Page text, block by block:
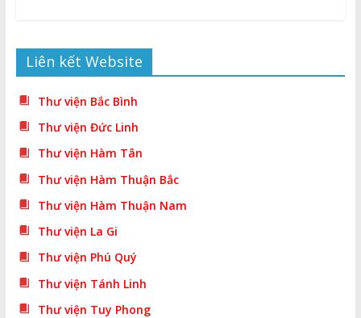
Liên kết Website
Thư viện Bắc Bình
Thư viện Đức Linh
Thư viện Hàm Tân
Thư viện Hàm Thuận Bắc
Thư viện Hàm Thuận Nam
Thư viện La Gi
Thư viện Phú Quý
Thư viện Tánh Linh
Thư viện Tuy Phong